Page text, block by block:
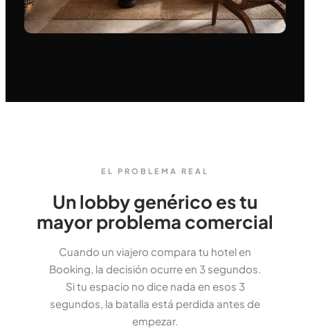
EL PROBLEMA REAL
Un lobby genérico es tu
mayor problema comercial
Cuando un viajero compara tu hotel en
Booking, la decisión ocurre en 3 segundos.
Si tu espacio no dice nada en esos 3
segundos, la batalla está perdida antes de
empezar.